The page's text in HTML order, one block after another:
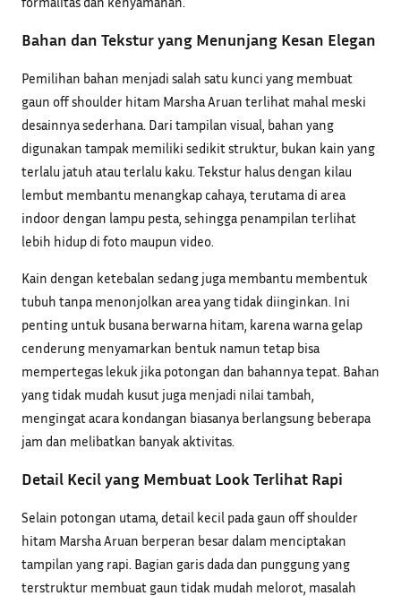
Bahan dan Tekstur yang Menunjang Kesan Elegan
Pemilihan bahan menjadi salah satu kunci yang membuat
gaun off shoulder hitam Marsha Aruan terlihat mahal meski
desainnya sederhana. Dari tampilan visual, bahan yang
digunakan tampak memiliki sedikit struktur, bukan kain yang
terlalu jatuh atau terlalu kaku. Tekstur halus dengan kilau
lembut membantu menangkap cahaya, terutama di area
indoor dengan lampu pesta, sehingga penampilan terlihat
lebih hidup di foto maupun video.
Kain dengan ketebalan sedang juga membantu membentuk
tubuh tanpa menonjolkan area yang tidak diinginkan. Ini
penting untuk busana berwarna hitam, karena warna gelap
cenderung menyamarkan bentuk namun tetap bisa
mempertegas lekuk jika potongan dan bahannya tepat. Bahan
yang tidak mudah kusut juga menjadi nilai tambah,
mengingat acara kondangan biasanya berlangsung beberapa
jam dan melibatkan banyak aktivitas.
Detail Kecil yang Membuat Look Terlihat Rapi
Selain potongan utama, detail kecil pada gaun off shoulder
hitam Marsha Aruan berperan besar dalam menciptakan
tampilan yang rapi. Bagian garis dada dan punggung yang
terstruktur membuat gaun tidak mudah melorot, masalah